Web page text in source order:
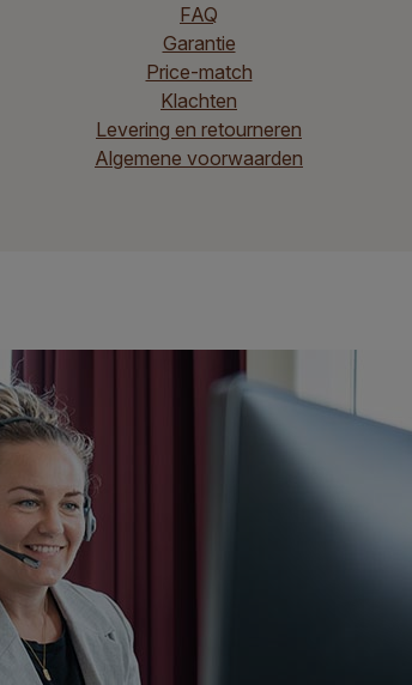
FAQ
Garantie
Price-match
Klachten
Levering en retourneren
Algemene voorwaarden